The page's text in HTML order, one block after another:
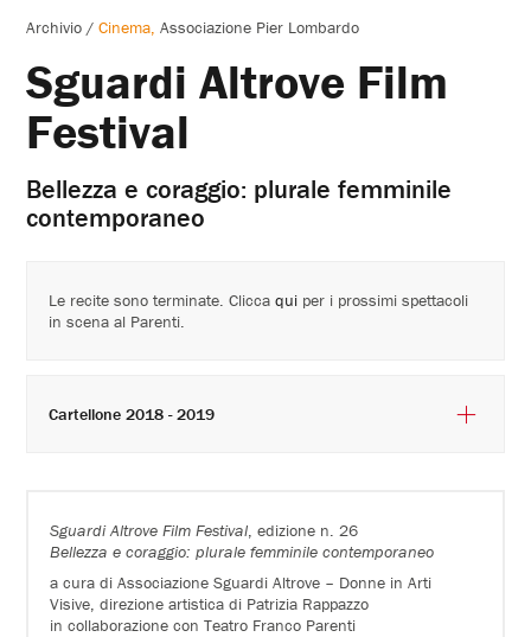
Archivio /Cinema Associazione Pier Lombardo
Sguardi Altrove Film
Festival
Bellezza e coraggio: plurale femminile
contemporaneo
Sguardi Altrove Film Festival , edizione n. 26
Bellezza e coraggio: plurale femminile contemporaneo
a cura di Associazione Sguardi Altrove – Donne in Arti
Visive, direzione artistica di Patrizia Rappazzo
in collaborazione con Teatro Franco Parenti
Le recite sono terminate. Cliccaqui per i prossimi spettacoli
in scena al Parenti.
Cartellone 2018 - 2019